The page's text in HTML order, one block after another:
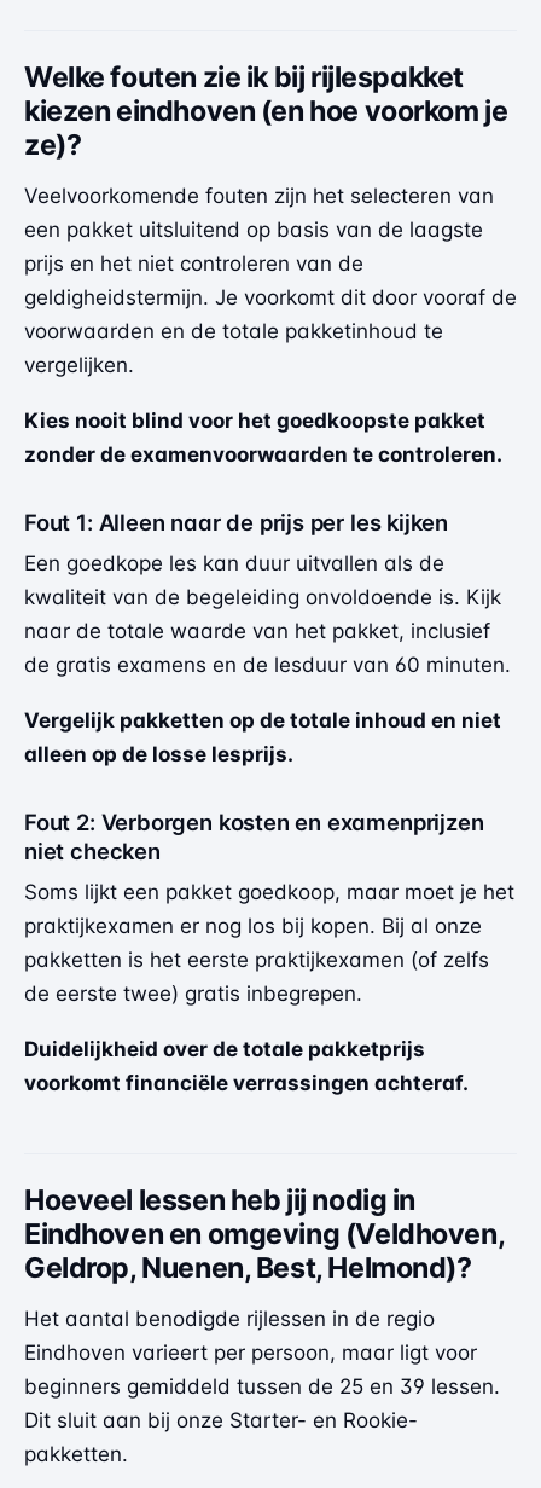
Welke fouten zie ik bij rijlespakket
kiezen eindhoven (en hoe voorkom je
ze)?
Veelvoorkomende fouten zijn het selecteren van
een pakket uitsluitend op basis van de laagste
prijs en het niet controleren van de
geldigheidstermijn. Je voorkomt dit door vooraf de
voorwaarden en de totale pakketinhoud te
vergelijken.
Kies nooit blind voor het goedkoopste pakket
zonder de examenvoorwaarden te controleren.
Fout 1: Alleen naar de prijs per les kijken
Een goedkope les kan duur uitvallen als de
kwaliteit van de begeleiding onvoldoende is. Kijk
naar de totale waarde van het pakket, inclusief
de gratis examens en de lesduur van 60 minuten.
Vergelijk pakketten op de totale inhoud en niet
alleen op de losse lesprijs.
Fout 2: Verborgen kosten en examenprijzen
niet checken
Soms lijkt een pakket goedkoop, maar moet je het
praktijkexamen er nog los bij kopen. Bij al onze
pakketten is het eerste praktijkexamen (of zelfs
de eerste twee) gratis inbegrepen.
Duidelijkheid over de totale pakketprijs
voorkomt financiële verrassingen achteraf.
Hoeveel lessen heb jij nodig in
Eindhoven en omgeving (Veldhoven,
Geldrop, Nuenen, Best, Helmond)?
Het aantal benodigde rijlessen in de regio
Eindhoven varieert per persoon, maar ligt voor
beginners gemiddeld tussen de 25 en 39 lessen.
Dit sluit aan bij onze Starter- en Rookie-
pakketten.